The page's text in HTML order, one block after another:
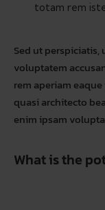
totam rem
Sed ut
voluptatem
rem aperiam
quasi architecto
enim ipsam
What is the